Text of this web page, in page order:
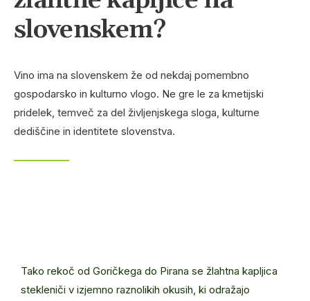
slovenskem?
Vino ima na slovenskem že od nekdaj pomembno
gospodarsko in kulturno vlogo. Ne gre le za kmetijski
pridelek, temveč za del življenjskega sloga, kulturne
dediščine in identitete slovenstva.
Tako rekoč od Goričkega do Pirana se žlahtna kapljica
stekleniči v izjemno raznolikih okusih, ki odražajo